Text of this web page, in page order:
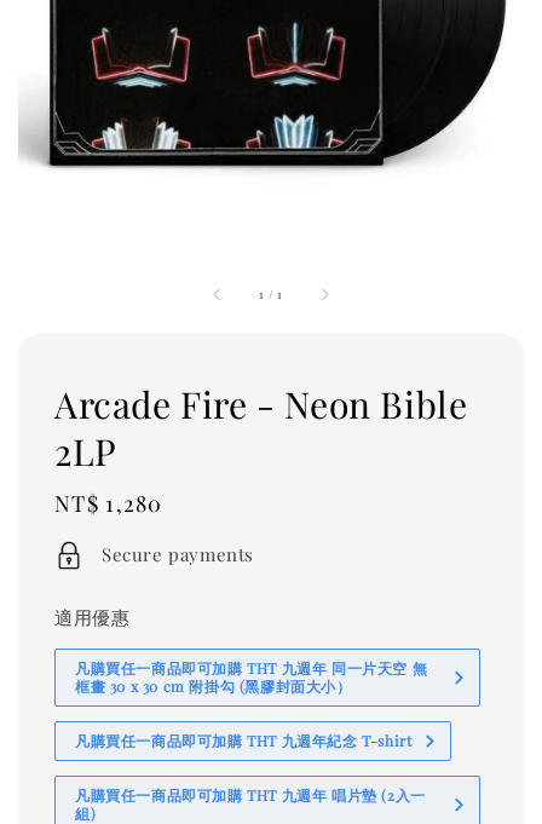
1 /1
Arcade Fire - Neon Bible
2LP
Regular
price
NT$ 1,280
Secure payments
適用優惠
凡購買任一商品即可加購 THT 九週年 同一片天空 無
框畫 30 x 30 cm 附掛勾 (黑膠封面大小）
凡購買任一商品即可加購 THT 九週年紀念 T-shirt
凡購買任一商品即可加購 THT 九週年 唱片墊 (2入一
組)